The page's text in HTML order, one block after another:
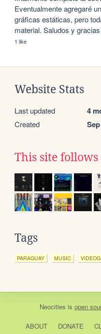
Eventualmente agregaré
gráficas estáticas, pero
material. Saludos y
1 like
Website Stats
Last updated 4
Created
This site follows
Tags
PARAGUAY MUSIC
Neocities is open
ABOUT DONATE